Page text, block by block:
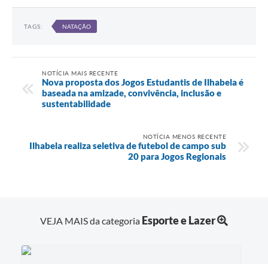
TAGS: NATAÇÃO
NOTÍCIA MAIS RECENTE
Nova proposta dos Jogos Estudantis de Ilhabela é
baseada na amizade, convivência, inclusão e
sustentabilidade
NOTÍCIA MENOS RECENTE
Ilhabela realiza seletiva de futebol de campo sub
20 para Jogos Regionais
VEJA MAIS da categoria Esporte e Lazer